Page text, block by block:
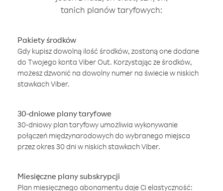
tanich planów taryfowych:
Pakiety środków
Gdy kupisz dowolną ilość środków, zostaną one dodane
do Twojego konta Viber Out. Korzystając ze środków,
możesz dzwonić na dowolny numer na świecie w niskich
stawkach Viber.
30-dniowe plany taryfowe
30-dniowy plan taryfowy umożliwia wykonywanie
połączeń międzynarodowych do wybranego miejsca
przez okres 30 dni w niskich stawkach Viber.
Miesięczne plany subskrypcji
Plan miesięcznego abonamentu daje Ci elastyczność: